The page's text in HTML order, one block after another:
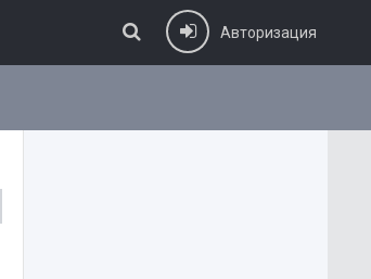
Авторизация